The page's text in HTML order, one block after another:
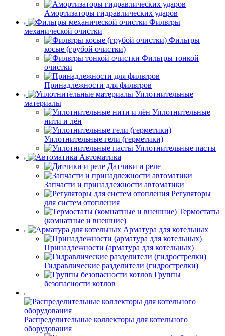
Амортизаторы гидравлических ударов
Фильтры
механической очистки
Фильтры
косые (грубой очистки)
Фильтры тонкой
очистки
Принадлежности для фильтров
Уплотнительные
материалы
Уплотнительные
нити и лён
Уплотнительные гели (герметики)
Уплотнительные пасты
Автоматика
Датчики и реле
Запчасти и принадлежности автоматики
Регуляторы
для систем отопления
Термостаты
(комнатные и внешние)
Арматура для котельных
Принадлежности (арматура для котельных)
Гидравлические разделители (гидрострелки)
Группы
безопасности котлов
Распределительные коллекторы для котельного
оборудования